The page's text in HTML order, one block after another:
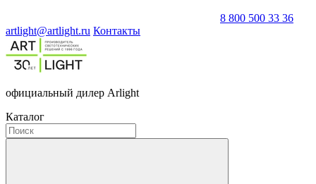
8 800 500 33 36
artlight@artlight.ru Контакты
официальный дилер Arlight
Каталог